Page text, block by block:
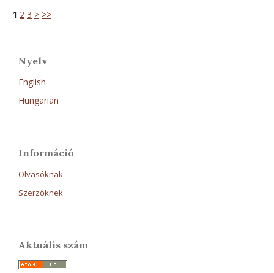
1 2 3 > >>
Nyelv
English
Hungarian
Információ
Olvasóknak
Szerzőknek
Aktuális szám